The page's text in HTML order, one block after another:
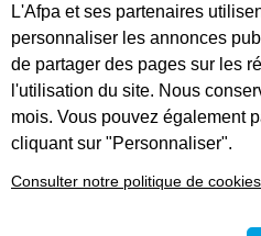
L'Afpa et ses partenaires
personnaliser les annonces
de partager des pages sur les
l'utilisation du site. Nous
mois. Vous pouvez également
cliquant sur "Personnaliser".
Consulter notre politique de cookies